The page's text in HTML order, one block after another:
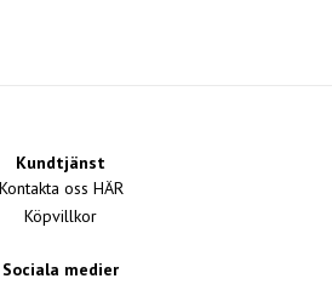
Kundtjänst
Kontakta oss HÄR
Köpvillkor
Sociala medier